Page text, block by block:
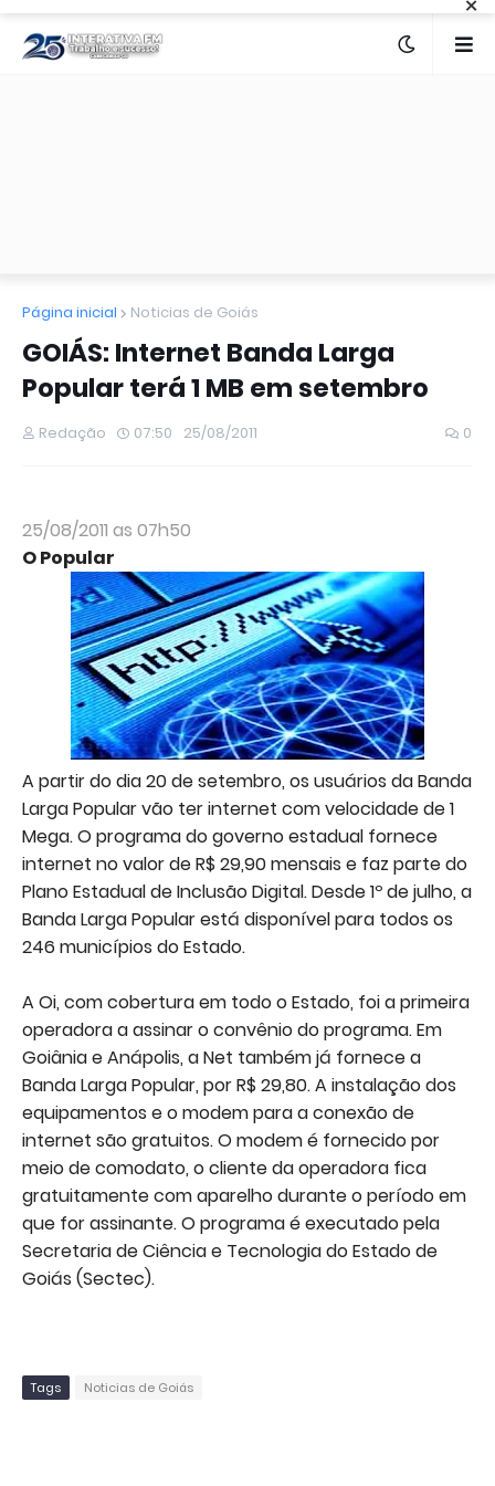
Página inicial Noticias de Goiás
GOIÁS: Internet Banda Larga
Popular terá 1 MB em setembro
Redação 07:50 25/08/2011 0
25/08/2011 as 07h50
O Popular
A partir do dia 20 de setembro, os usuários da Banda
Larga Popular vão ter internet com velocidade de 1
Mega. O programa do governo estadual fornece
internet no valor de R$ 29,90 mensais e faz parte do
Plano Estadual de Inclusão Digital. Desde 1º de julho, a
Banda Larga Popular está disponível para todos os
246 municípios do Estado.
A Oi, com cobertura em todo o Estado, foi a primeira
operadora a assinar o convênio do programa. Em
Goiânia e Anápolis, a Net também já fornece a
Banda Larga Popular, por R$ 29,80. A instalação dos
equipamentos e o modem para a conexão de
internet são gratuitos. O modem é fornecido por
meio de comodato, o cliente da operadora fica
gratuitamente com aparelho durante o período em
que for assinante. O programa é executado pela
Secretaria de Ciência e Tecnologia do Estado de
Goiás (Sectec).
Tags Noticias de Goiás